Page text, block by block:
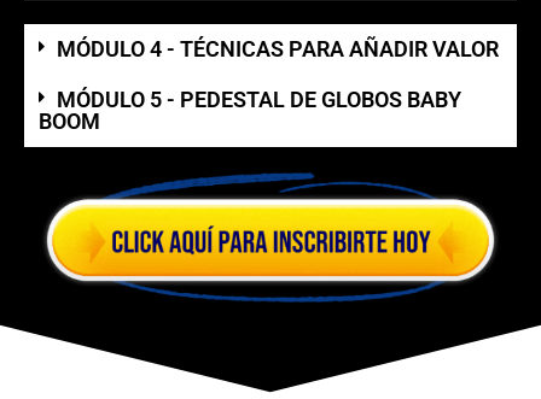
MÓDULO 4 - TÉCNICAS PARA AÑADIR VALOR
MÓDULO 5 - PEDESTAL DE GLOBOS BABY
BOOM